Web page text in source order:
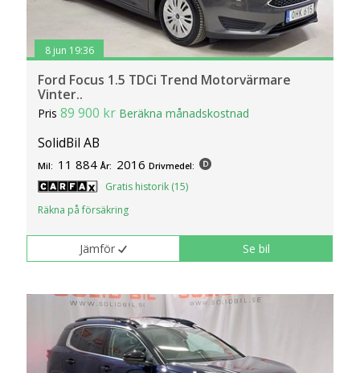
8 jun 19:36
Ford Focus 1.5 TDCi Trend Motorvärmare
Vinter..
Pris89 900 kr Beräkna månadskostnad
SolidBil AB
Mil: 11 884 År: 2016 Drivmedel:
Gratis historik (15)
Räkna på försäkring
Jämför Se bil